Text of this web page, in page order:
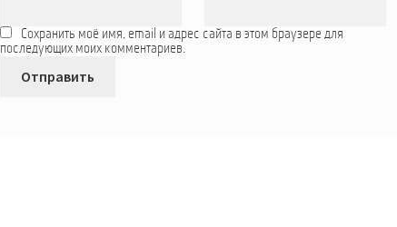
Сохранить моё имя, email и адрес сайта в этом браузере для
последующих моих комментариев.